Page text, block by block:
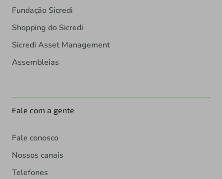
Fundação Sicredi
Shopping do Sicredi
Sicredi Asset Management
Assembleias
Fale com a gente
Fale conosco
Nossos canais
Telefones